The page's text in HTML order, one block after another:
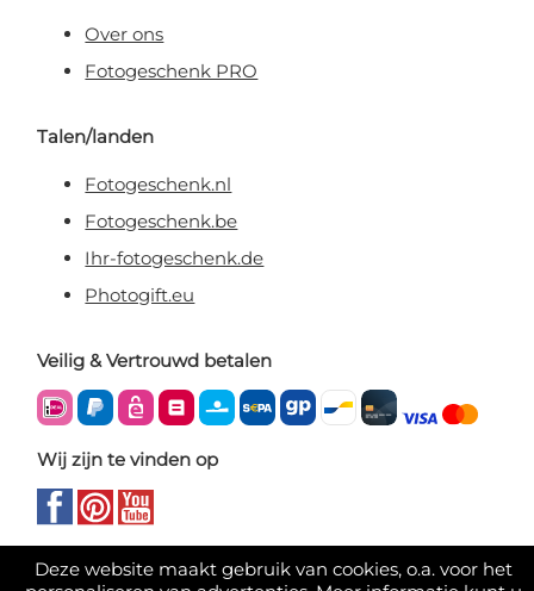
Deze website maakt gebruik van cookies, o.a. voor het
Over ons
Fotogeschenk PRO
Talen/landen
Fotogeschenk.nl
Fotogeschenk.be
Ihr-fotogeschenk.de
Photogift.eu
Veilig & Vertrouwd betalen
Wij zijn te vinden op